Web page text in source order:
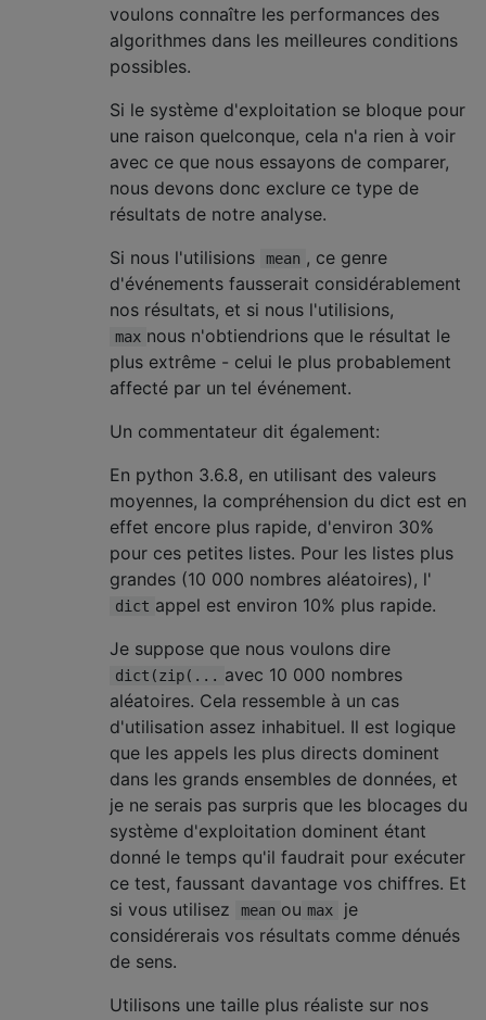
voulons connaître les performances des
algorithmes dans les meilleures conditions
possibles.
Si le système d'exploitation se bloque pour
une raison quelconque, cela n'a rien à voir
avec ce que nous essayons de comparer,
nous devons donc exclure ce type de
résultats de notre analyse.
Si nous l'utilisions
mean , ce genre
d'événements fausserait considérablement
nos résultats, et si nous l'utilisions,
max nous n'obtiendrions que le résultat le
plus extrême - celui le plus probablement
affecté par un tel événement.
Un commentateur dit également:
En python 3.6.8, en utilisant des valeurs
moyennes, la compréhension du dict est en
effet encore plus rapide, d'environ 30%
pour ces petites listes. Pour les listes plus
grandes (10 000 nombres aléatoires), l'
dict appel est environ 10% plus rapide.
Je suppose que nous voulons dire
dict(zip(... avec 10 000 nombres
aléatoires. Cela ressemble à un cas
d'utilisation assez inhabituel. Il est logique
que les appels les plus directs dominent
dans les grands ensembles de données, et
je ne serais pas surpris que les blocages du
système d'exploitation dominent étant
donné le temps qu'il faudrait pour exécuter
ce test, faussant davantage vos chiffres. Et
si vous utilisez
mean ou max
je
considérerais vos résultats comme dénués
de sens.
Utilisons une taille plus réaliste sur nos